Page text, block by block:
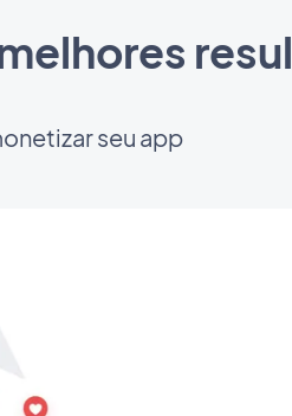
seu app